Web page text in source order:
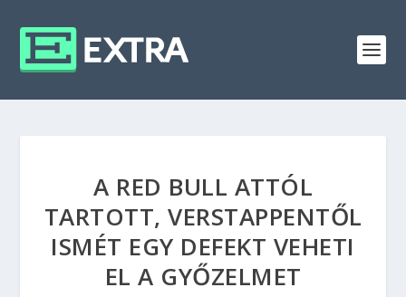
A RED BULL ATTÓL
TARTOTT, VERSTAPPENTŐL
ISMÉT EGY DEFEKT VEHETI
EL A GYŐZELMET